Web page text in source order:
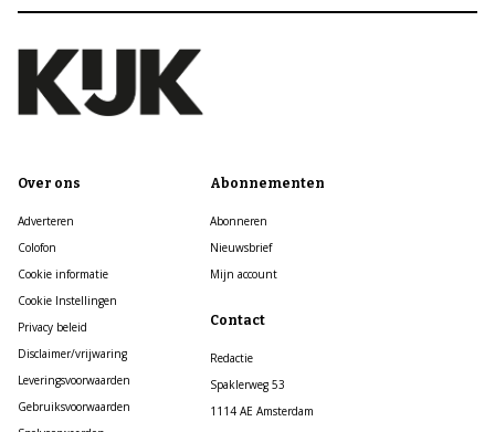
Over ons
Adverteren
Colofon
Cookie informatie
Cookie Instellingen
Privacy beleid
Disclaimer/vrijwaring
Leveringsvoorwaarden
Gebruiksvoorwaarden
Abonnementen
Abonneren
Nieuwsbrief
Mijn account
Contact
Redactie
Spaklerweg 53
1114 AE Amsterdam